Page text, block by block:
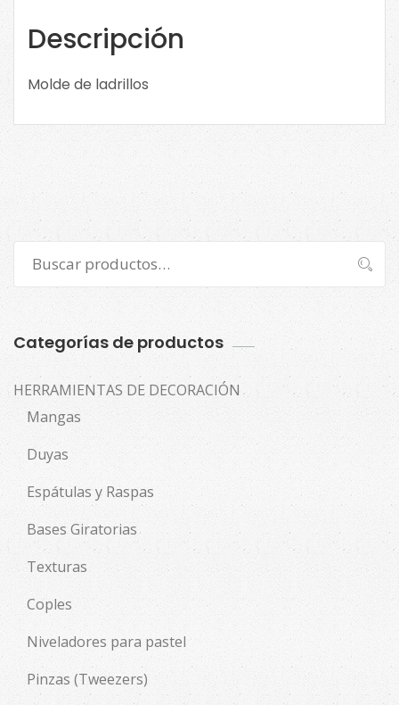
Descripción
Molde de ladrillos
por:
Buscar
Categorías de productos
HERRAMIENTAS DE DECORACIÓN
Mangas
Duyas
Espátulas y Raspas
Bases Giratorias
Texturas
Coples
Niveladores para pastel
Pinzas (Tweezers)